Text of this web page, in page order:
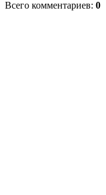
Всего комментариев: 0